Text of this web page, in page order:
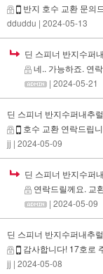
반지 호수 교환 문의
dduddu | 2024-05-13
딘 스피너 반지수퍼
네.. 가능하죠. 연
| 2024-05-21
딘 스피너 반지수퍼내추
호수 교환 연락드립
jj | 2024-05-09
딘 스피너 반지수퍼
연락드릴께요. 교
| 2024-05-09
딘 스피너 반지수퍼내추
감사합니다! 17호로
jj | 2024-05-08